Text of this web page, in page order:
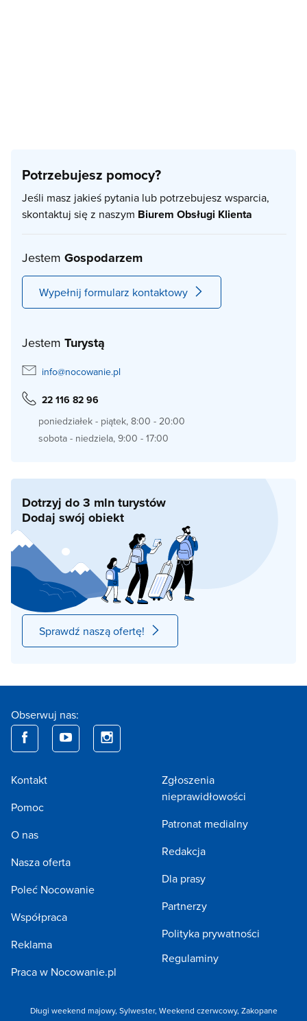
Potrzebujesz pomocy?
Jeśli masz jakieś pytania lub potrzebujesz wsparcia,
skontaktuj się z naszym Biurem Obsługi Klienta
Jestem Gospodarzem
Wypełnij formularz kontaktowy
Jestem Turystą
info@nocowanie.pl
22 116 82 96
poniedziałek - piątek, 8:00 - 20:00
sobota - niedziela, 9:00 - 17:00
Dotrzyj do 3 mln turystów
Dodaj swój obiekt
Sprawdź naszą ofertę!
Obserwuj nas:
Kontakt
Pomoc
O nas
Nasza oferta
Poleć Nocowanie
Współpraca
Reklama
Praca w Nocowanie.pl
Zgłoszenia
nieprawidłowości
Patronat medialny
Redakcja
Dla prasy
Partnerzy
Polityka prywatności
Regulaminy
Długi weekend majowy, Sylwester, Weekend czerwcowy, Zakopane